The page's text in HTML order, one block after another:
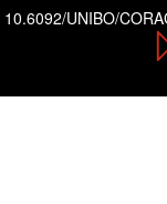
10.6092/UNIBO/